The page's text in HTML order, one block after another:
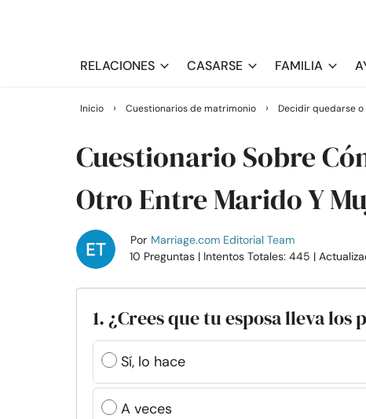
RELACIONES CASARSE FAMILIA
Inicio › Cuestionarios de matrimonio › Decidir quedarse
Cuestionario Sobre
Otro Entre Marido Y
Por Marriage.com Editorial Team
10 Preguntas | Intentos Totales: 445 |
1. ¿Crees que tu esposa lleva
Sí, lo hace
A veces